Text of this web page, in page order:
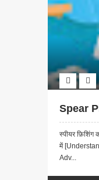
Spear
स्पीयर फ़िशिंग
में
Adv...